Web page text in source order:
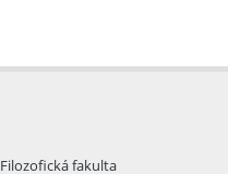
Filozofická fakulta